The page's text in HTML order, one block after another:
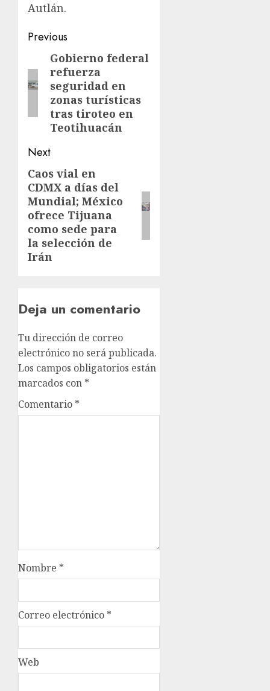
Autlán.
Previous
Gobierno federal
refuerza
seguridad en
zonas turísticas
tras tiroteo en
Teotihuacán
Next
Caos vial en
CDMX a días del
Mundial; México
ofrece Tijuana
como sede para
la selección de
Irán
Deja un comentario
Tu dirección de correo
electrónico no será publicada.
Los campos obligatorios están
marcados con *
Comentario *
Nombre *
Correo electrónico *
Web